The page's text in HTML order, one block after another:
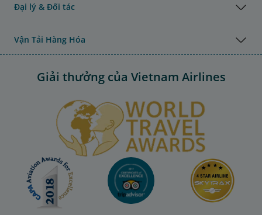
Đại lý & Đối tác
Vận Tải Hàng Hóa
Giải thưởng của Vietnam Airlines